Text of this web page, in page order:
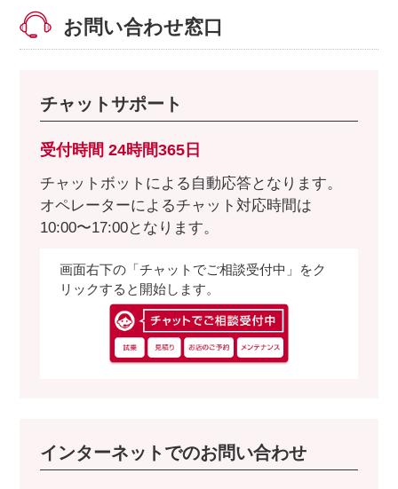
お問い合わせ窓口
チャットサポート
受付時間 24時間365日
チャットボットによる自動応答となります。
オペレーターによるチャット対応時間は
10:00〜17:00となります。
画面右下の「チャットでご相談受付中」をク
リックすると開始します。
インターネットでのお問い合わせ